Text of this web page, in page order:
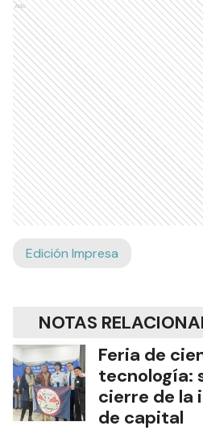
Ads
Edición Impresa
NOTAS
Feria de
tecnología:
cierre de la
de capital